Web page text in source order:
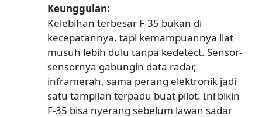
Keunggulan:
Kelebihan terbesar F-35 bukan di
kecepatannya, tapi kemampuannya liat
musuh lebih dulu tanpa kedetect. Sensor-
sensornya gabungin data radar,
inframerah, sama perang elektronik jadi
satu tampilan terpadu buat pilot. Ini bikin
F-35 bisa nyerang sebelum lawan sadar